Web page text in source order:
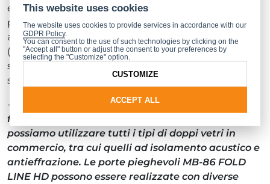
e larghezza da 0,7 a 1,2 m. Questo sistema offre la
possibilità di creare porte pieghevoli simmetriche e
asimmetriche, così come strutture angolari
(panoramiche). Nel sistema MB-86 FOLD LINE HD
sono state introdotte nuove ferramenta in grado di
sostenere ante fino a 120 kg.
-
Il nostro nuovo sistema prevede l’utilizzo di vetri
fino a 61,5 mm di spessore. In questo modo
possiamo utilizzare tutti i tipi di doppi vetri in
commercio, tra cui quelli ad isolamento acustico e
antieffrazione. Le porte pieghevoli MB-86 FOLD
LINE HD possono essere realizzate con diverse
This website uses cookies
The website uses cookies to provide services in accordance with our
GDPR Policy.
You can consent to the use of such technologies by clicking on the
"Accept all" button or adjust the consent to your preferences by
selecting the "Customize" option.
ACCEPT ALL
CUSTOMIZE